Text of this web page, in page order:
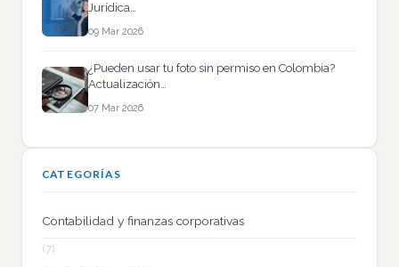
Jurídica…
09 Mar 2026
¿Pueden usar tu foto sin permiso en Colombia?
Actualización…
07 Mar 2026
CATEGORÍAS
Contabilidad y finanzas corporativas
(7)